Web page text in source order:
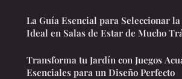
La Guía Esencial para Seleccionar
Ideal en Salas de Estar de Mucho
Transforma tu Jardín con Juegos
Esenciales para un Diseño Perfecto